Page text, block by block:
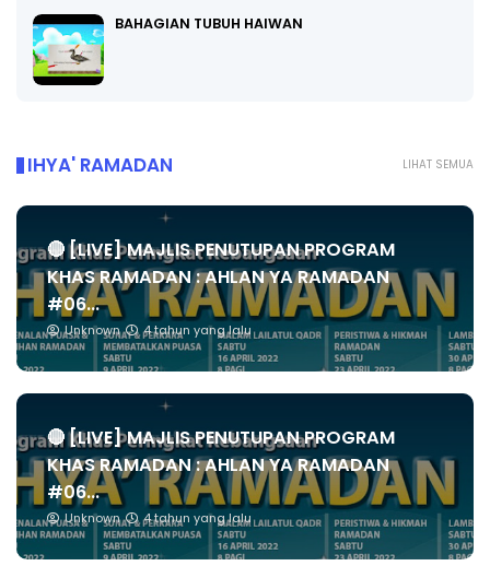
BAHAGIAN TUBUH HAIWAN
LIHAT SEMUA
IHYA' RAMADAN
🔴 [LIVE] MAJLIS PENUTUPAN PROGRAM
KHAS RAMADAN : AHLAN YA RAMADAN
#06...
Unknown 4 tahun yang lalu
🔴 [LIVE] MAJLIS PENUTUPAN PROGRAM
KHAS RAMADAN : AHLAN YA RAMADAN
#06...
Unknown 4 tahun yang lalu